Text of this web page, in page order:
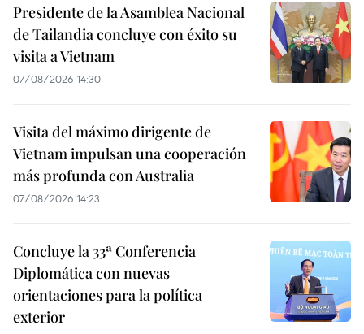
Presidente de la Asamblea Nacional
de Tailandia concluye con éxito su
visita a Vietnam
07/08/2026 14:30
Visita del máximo dirigente de
Vietnam impulsan una cooperación
más profunda con Australia
07/08/2026 14:23
Concluye la 33ª Conferencia
Diplomática con nuevas
orientaciones para la política
exterior